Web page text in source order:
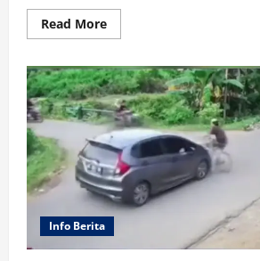
Read MoreRead
more
Video
Injak
Buah,
Ini
Klarifikasi
Lengkap
Petugas
SPPG
Info Berita